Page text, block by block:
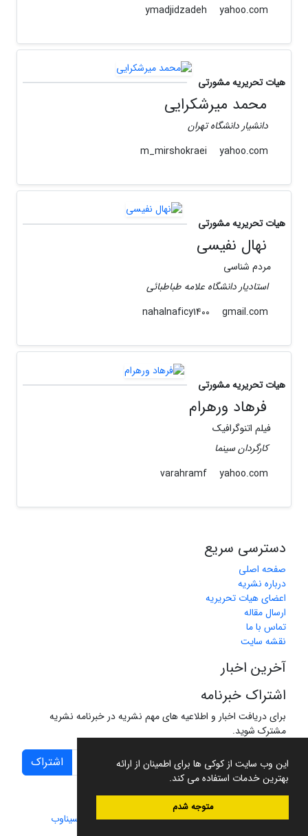
این وب سایت از کوکی ها برای اطمینان از ارائه
بهترین خدمات استفاده می کند.
متوجه شدم
yahoo.com
هیات تحریریه مشورتی
محمد میرشکرایى
دانشیار دانشگاه تهران
yahoo.com
هیات تحریریه مشورتی
نهال نفیسی
مردم شناسی
استادیار دانشگاه علامه طباطبائی
gmail.com
هیات تحریریه مشورتی
فرهاد ورهرام
فیلم اتنوگرافیک
کارگردان سینما
yahoo.com
دسترسی سریع
صفحه اصلی
درباره نشریه
اعضای هیات تحریریه
ارسال مقاله
تماس با ما
نقشه سایت
آخرین اخبار
اشتراک خبرنامه
برای دریافت اخبار و اطلاعیه های مهم نشریه در خبرنامه نشریه
مشترک شوید.
اشتراک
سامانه مدیریت نشریات علمی.طراحی و پیاده سازی از سیناوب